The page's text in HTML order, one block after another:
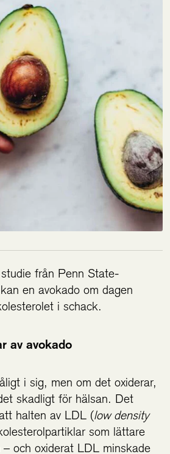
från Penn State-
en avokado om dagen
i schack.
av avokado
i sig, men om det oxiderar,
skadligt för hälsan. Det
halten av LDL (low density
som lättare
och oxiderat LDL minskade